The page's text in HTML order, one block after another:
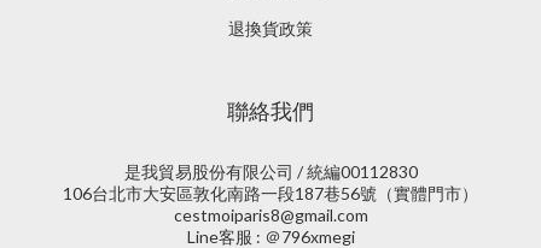
退換貨政策
聯絡我們
是我貿易股份有限公司 / 統編00112830
106台北市大安區敦化南路一段187巷56號（實體門市）
cestmoiparis8@gmail.com
Line客服 : ＠796xmegi